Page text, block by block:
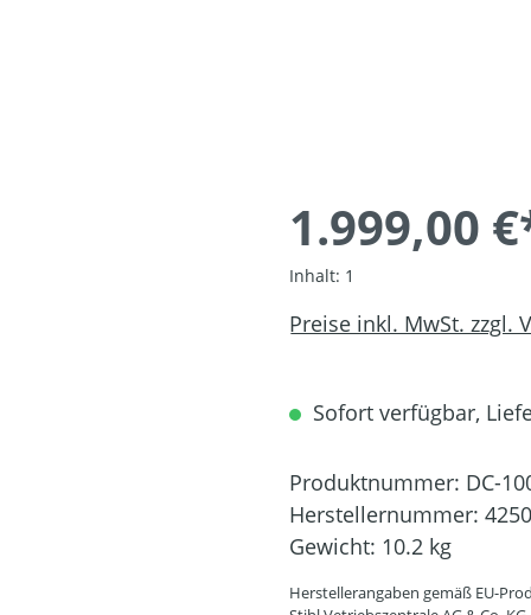
1.999,00
Inhalt: 1
Preise inkl. MwSt. zzgl.
Sofort verfügbar,
Produktnummer: DC-
Herstellernummer:
Gewicht: 10.2 kg
Herstellerangaben gemäß EU-